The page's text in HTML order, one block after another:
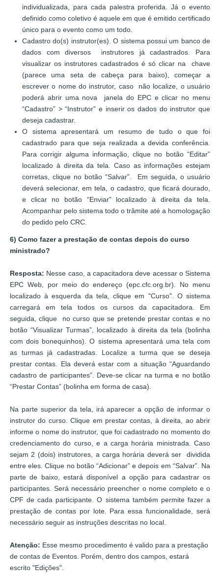
individualizada, para cada palestra proferida. Já o evento
definido como coletivo é aquele em que é emitido certificado
único para o evento como um todo.
Cadastro do(s) instrutor(es). O sistema possui um banco de
dados com diversos instrutores já cadastrados. Para
visualizar os instrutores cadastrados é só clicar na chave
(parece uma seta de cabeça para baixo), começar a
escrever o nome do instrutor, caso não localize, o usuário
poderá abrir uma nova janela do EPC e clicar no menu
“Cadastro” > “Instrutor” e inserir os dados do instrutor que
deseja cadastrar.
O sistema apresentará um resumo de tudo o que foi
cadastrado para que seja realizada a devida conferência.
Para corrigir alguma informação, clique no botão “Editar”
localizado à direita da tela. Caso as informações estejam
corretas, clique no botão “Salvar”. Em seguida, o usuário
deverá selecionar, em tela, o cadastro, que ficará dourado,
e clicar no botão “Enviar” localizado à direita da tela.
Acompanhar pelo sistema todo o trâmite até a homologação
do pedido pelo CRC.
6) Como fazer a prestação de contas depois do curso
ministrado?
Resposta: Nesse caso, a capacitadora deve acessar o Sistema
EPC Web, por meio do endereço (epc.cfc.org.br). No menu
localizado à esquerda da tela, clique em "Curso". O sistema
carregará em tela todos os cursos da capacitadora. Em
seguida, clique no curso que se pretende prestar contas e no
botão “Visualizar Turmas”, localizado à direita da tela (bolinha
com dois bonequinhos). O sistema apresentará uma tela com
as turmas já cadastradas. Localize a turma que se deseja
prestar contas. Ela deverá estar com a situação “Aguardando
cadastro de participantes”. Deve-se clicar na turma e no botão
“Prestar Contas” (bolinha em forma de casa).
Na parte superior da tela, irá aparecer a opção de informar o
instrutor do curso. Clique em prestar contas, à direita, ao abrir
informe o nome do instrutor, que foi cadastrado no momento do
credenciamento do curso, e a carga horária ministrada. Caso
sejam 2 (dois) instrutores, a carga horária deverá ser dividida
entre eles. Clique no botão “Adicionar” e depois em “Salvar”. Na
parte de baixo, estará disponível a opção para cadastrar os
participantes. Será necessário preencher o nome completo e o
CPF de cada participante. O sistema também permite fazer a
prestação de contas por lote. Para essa funcionalidade, será
necessário seguir as instruções descritas no local.
Atenção: Esse mesmo procedimento é valido para a prestação
de contas de Eventos. Porém, dentro dos campos, estará
escrito "Edições".